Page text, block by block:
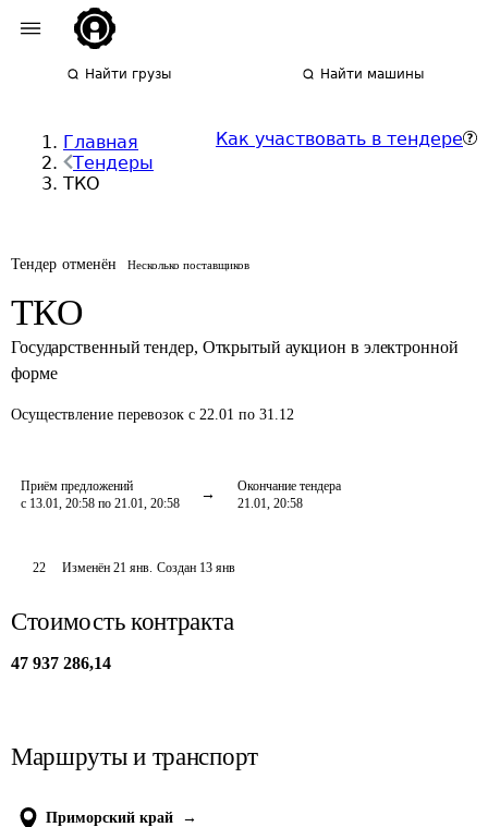
Найти грузы Найти машины
Главная
Тендеры
ТКО
Как участвовать в тендере
Тендер отменён Несколько поставщиков
ТКО
Государственный тендер, Открытый аукцион в электронной
форме
Осуществление перевозок с 22.01 по 31.12
Приём предложений
с 13.01, 20:58 по 21.01, 20:58
Окончание тендера
21.01, 20:58
22 Изменён21 янв. Создан 13 янв
Стоимость контракта
47 937 286,14
Маршруты и транспорт
Приморский край
→